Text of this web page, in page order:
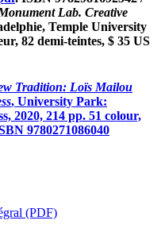
Lab. Creative
Temple University
82 demi-teintes, $ 35 US
Tradition: Loïs Mailou
, University Park:
2020, 214 pp. 51 colour,
9780271086040
(PDF)